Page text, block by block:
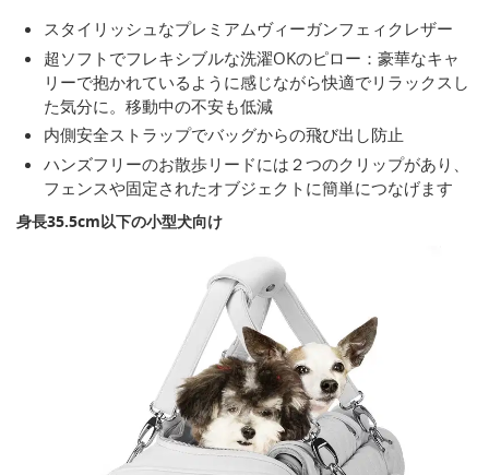
スタイリッシュなプレミアムヴィーガンフェィクレザー
超ソフトでフレキシブルな洗濯OKのピロー：豪華なキャ
リーで抱かれているように感じながら快適でリラックスし
た気分に。移動中の不安も低減
内側安全ストラップでバッグからの飛び出し防止
ハンズフリーのお散歩リードには２つのクリップがあり、
フェンスや固定されたオブジェクトに簡単につなげます
身長35.5cm以下の小型犬向け